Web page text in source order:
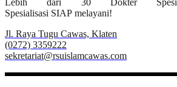
Lebih dari 30 Dokter
Spesialisasi SIAP melayani!
Jl. Raya Tugu Cawas, Klaten
(0272) 3359222
sekretariat@rsuislamcawas.com